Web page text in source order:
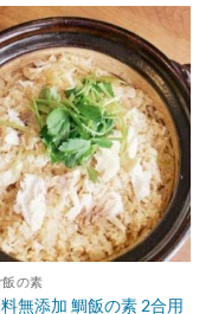
Add to
wishlist
の素
無添加 鯛飯の素 2合用